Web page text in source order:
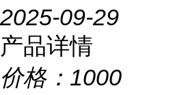
2025-09-29
产品详情
价格： 1000